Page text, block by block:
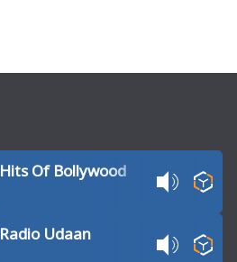
Hits Of Bollywood
Radio Udaan